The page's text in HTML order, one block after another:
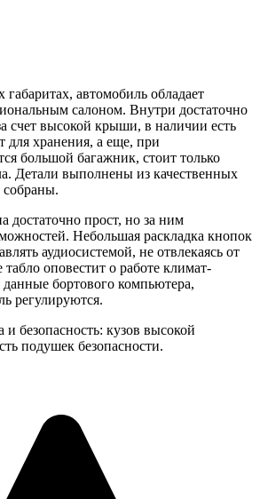
автомобиль обладает
салоном. Внутри достаточно
счет высокой крыши, в наличии есть
для хранения, а еще, при
большой багажник, стоит только
Детали выполнены из качественных
достаточно прост, но за ним
Небольшая раскладка кнопок
аудиосистемой, не отвлекаясь от
оповестит о работе климат-
данные бортового компьютера,
регулируются.
безопасность: кузов высокой
подушек безопасности.